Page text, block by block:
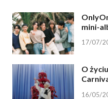
mini-
17/07/
O
16/05/